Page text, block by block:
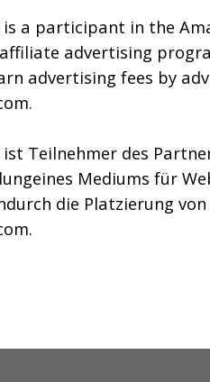
a participant in the
advertising
advertising fees by
Teilnehmer des
Mediums für
die Platzierung